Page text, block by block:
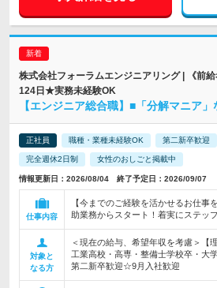
株式会社フォーラムエンジニアリング | 《前
124日★実務未経験OK
【エンジニア総合職】■「分解マニア
正社員 職種・業種未経験OK 第二新卒歓迎
完全週休2日制 女性のおしごと掲載中
情報更新日：2026/08/04 終了予定日：2026/09/07
仕事内容
【今までのご経験を活かせるお仕事
助業務からスタート！着実にステッ
対象と
なる方
＜現在の給与、希望年収を考慮＞【
工業高校・高専・整備士学校卒・大
第二新卒歓迎☆9月入社歓迎